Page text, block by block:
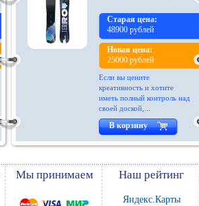
Старая цена:
48900 рублей
Новая цена:
25000 рублей
Если вы цените
креативность и хотите
иметь полный контроль над
своей доской,...
В корзину
Мы принимаем Наш рейтинг
Яндекс.Карты